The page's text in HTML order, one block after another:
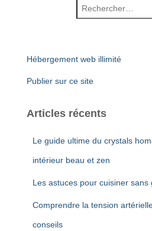
Hébergement web illimité
Publier sur ce site
Articles récents
Le guide ultime du crystals
intérieur beau et zen
Les astuces pour cuisiner sans
Comprendre la tension
conseils